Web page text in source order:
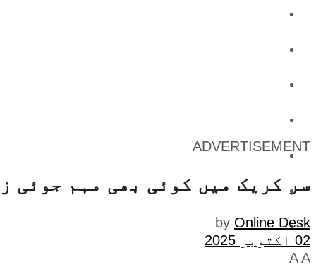
تفریح
صحت
آج کا اخبار
ADVERTISEMENT
سر کریک میں کوئی بھی مہم جوئی
by Online Desk
02 اکتوبر 2025
A A